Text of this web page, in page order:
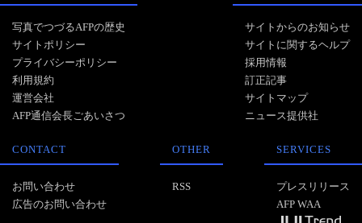
写真でつづるAFPの歴史
サイトポリシー
プライバシーポリシー
利用規約
運営会社
AFP通信会長ごあいさつ
サイトからのお知らせ
サイトに関するヘルプ
採用情報
訂正記事
サイトマップ
ニュース提供社
CONTACT
お問い合わせ
広告のお問い合わせ
OTHER
RSS
SERVICES
プレスリリース
AFP WAA